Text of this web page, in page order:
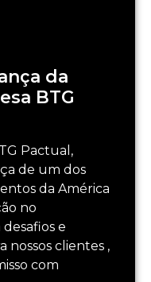
da
BTG
Pactual,
de um dos
da América
no
e
nossos clientes ,
com